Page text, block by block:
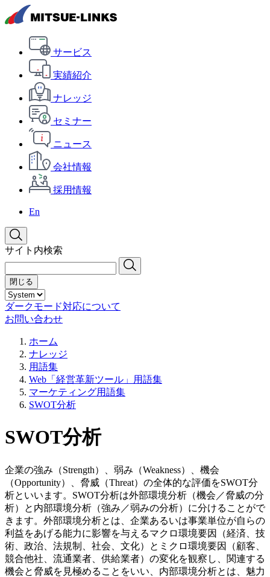
サービス
実績紹介
ナレッジ
セミナー
ニュース
会社情報
採用情報
En
サイト内検索
閉じる
ダークモード対応について
お問い合わせ
ホーム
ナレッジ
用語集
Web「経営革新ツール」用語集
マーケティング用語集
SWOT分析
SWOT分析
企業の強み（Strength）、弱み（Weakness）、機会
（Opportunity）、脅威（Threat）の全体的な評価をSWOT分
析といいます。SWOT分析は外部環境分析（機会／脅威の分
析）と内部環境分析（強み／弱みの分析）に分けることがで
きます。外部環境分析とは、企業あるいは事業単位が自らの
利益をあげる能力に影響を与えるマクロ環境要因（経済、技
術、政治、法規制、社会、文化）とミクロ環境要因（顧客、
競合他社、流通業者、供給業者）の変化を観察し、関連する
機会と脅威を見極めることをいい、内部環境分析とは、魅力